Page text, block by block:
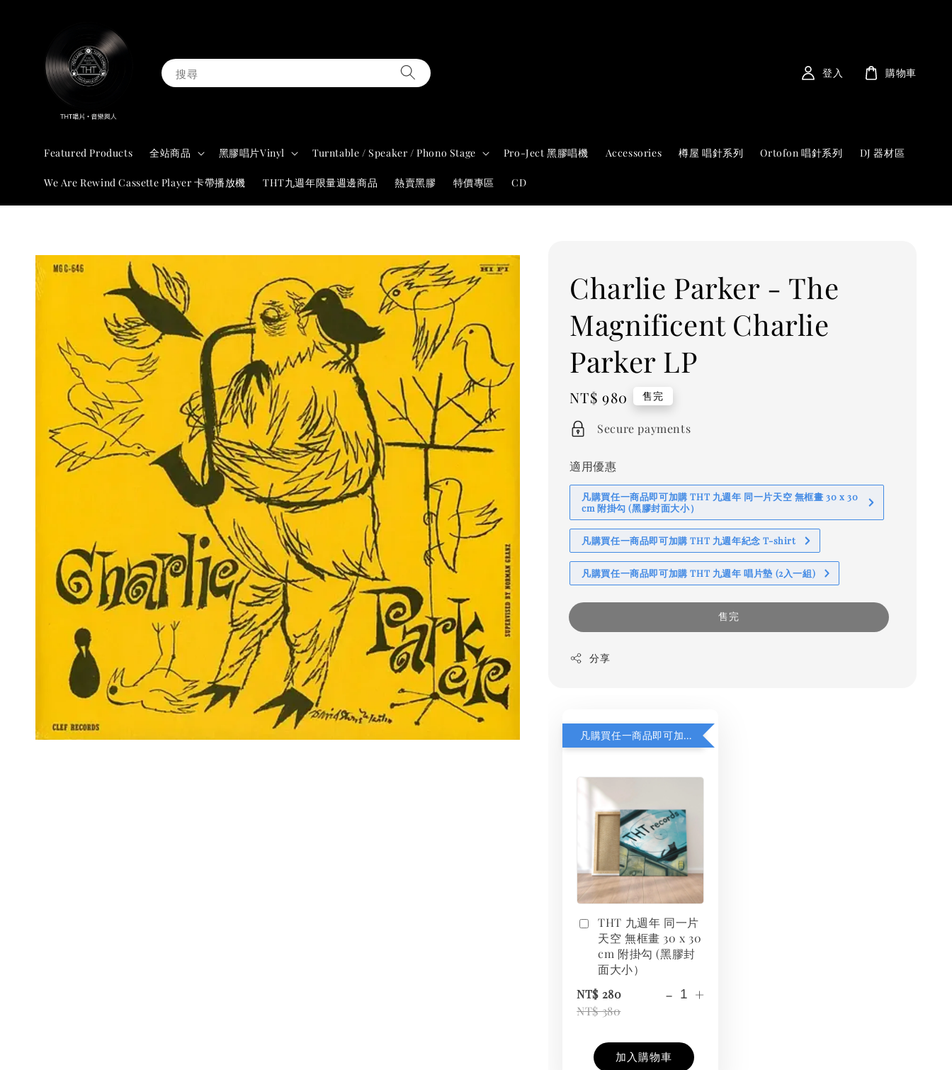
搜尋
Featured Products 全站商品 黑膠唱片Vinyl Turntable / Speaker / Phono Stage Pro-Ject 黑膠唱機 Accessories 樽屋 唱針系列 Ortofon 唱針系列 DJ 器材區
We Are Rewind Cassette Player 卡帶播放機 THT九週年限量週邊商品 熱賣黑膠 特價專區 CD
登入 購物車
Charlie Parker - The
Magnificent Charlie
Parker LP
Regular
price
NT$ 980 售完
Secure payments
適用優惠
凡購買任一商品即可加購 THT 九週年 同一片天空 無框畫 30 x 30
cm 附掛勾 (黑膠封面大小）
凡購買任一商品即可加購 THT 九週年紀念 T-shirt
凡購買任一商品即可加購 THT 九週年 唱片墊 (2入一組)
售完
分享
凡購買任一商品即可加購 THT 九週年 同一片天空 無框畫 30 x 30 cm 附掛勾 (黑膠封面大小）
THT 九週年 同一片
天空 無框畫 30 x 30
cm 附掛勾 (黑膠封
面大小）
NT$ 280
NT$ 380
- +
加入購物車